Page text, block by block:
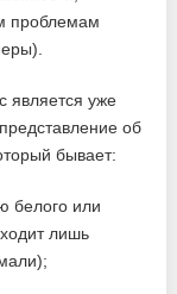
проблемам
является уже
об
бывает:
белого или
лишь